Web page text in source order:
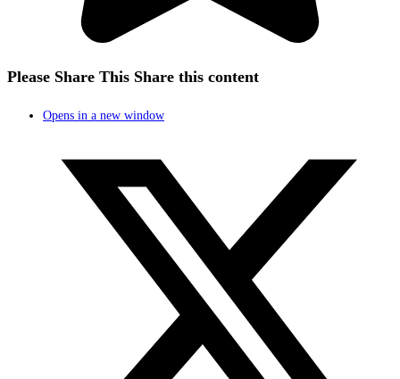
Please Share This Share this content
Opens in a new window